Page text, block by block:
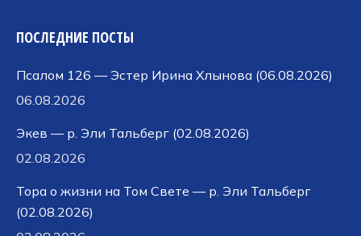
ПОСЛЕДНИЕ ПОСТЫ
Псалом 126 — Эстер Ирина Хлынова (06.08.2026)
06.08.2026
Экев — р. Эли Тальберг (02.08.2026)
02.08.2026
Тора о жизни на Том Свете — р. Эли Тальберг
(02.08.2026)